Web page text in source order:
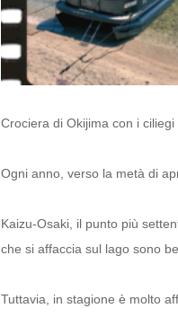
Crociera di Okijima con i
Ogni anno, verso la metà di
Kaizu-Osaki, il punto più
che si affaccia sul lago sono
Tuttavia, in stagione è molto